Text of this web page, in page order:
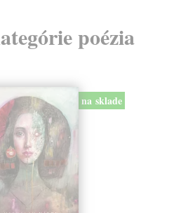
poézia
na sklade